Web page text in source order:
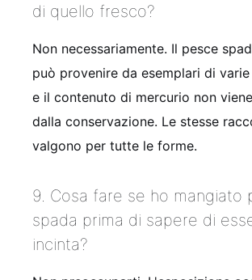
di quello fresco?
Non necessariamente. Il pesce
può provenire da esemplari di
e il contenuto di mercurio non
dalla conservazione. Le stesse
valgono per tutte le forme.
9. Cosa fare se ho mangiato
spada prima di sapere di
incinta?